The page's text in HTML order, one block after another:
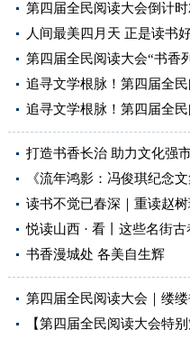
第四届全民阅读大会倒计
人间最美四月天 正是读书
第四届全民阅读大会“书香
追寻文学根脉！第四届全
追寻文学根脉！第四届全
打造书香长治 助力文化强
《流年鸿影：冯俊琪纪念
读书不觉已春深｜重读赵
悦读山西 · 看丨这些名街
书香漫城处 各美自生辉
第四届全民阅读大会｜缕
【第四届全民阅读大会特